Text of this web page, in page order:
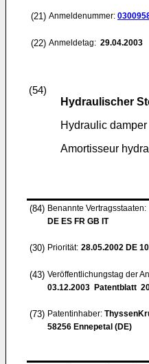
(21) Anmeldenummer:
(22) Anmeldetag: 29.04.2003
(54)
Hydraulischer
Hydraulic damper
Amortisseur
(84) Benannte Vertragsstaaten:
DE ES FR GB IT
(30) Priorität: 28.05.2002 DE
(43) Veröffentlichungstag der
03.12.2003 Patentblatt
(73) Patentinhaber:
58256 Ennepetal (DE)